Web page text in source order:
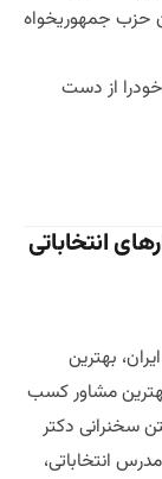
حزب جمهوریخواه
از دست
انتخاباتی
بهترین
بهترین مشاور کسب
سخنرانی دکتر
انتخاباتی،